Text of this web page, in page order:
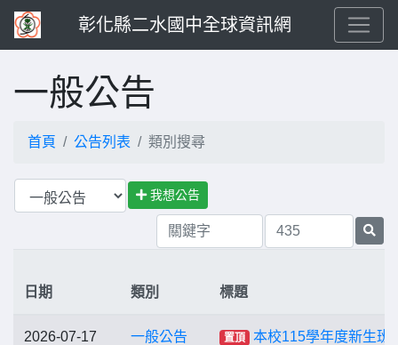
彰化縣二水國中全球資訊網
一般公告
首頁 公告列表 類別搜尋
我想公告
日期 類別 標題
2026-07-17 一般公告 置頂 本校115學年度新生班